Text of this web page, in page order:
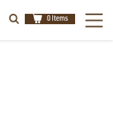
0 Items